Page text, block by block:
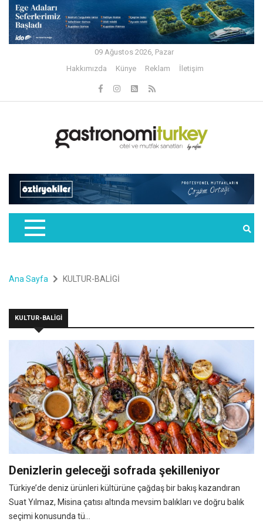
09 Ağustos 2026, Pazar
Hakkımızda
Künye Reklam İletişim
Ana Sayfa KULTUR-BALİGİ
KULTUR-BALİGİ
Denizlerin geleceği sofrada şekilleniyor
Türkiye’de deniz ürünleri kültürüne çağdaş bir bakış kazandıran
Suat Yılmaz, Misina çatısı altında mevsim balıkları ve doğru balık
seçimi konusunda tü...